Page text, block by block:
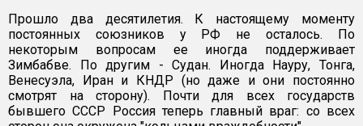
Прошло два десятилетия. К настоящему моменту
постоянных союзников у РФ не осталось. По
некоторым вопросам ее иногда поддерживает
Зимбабве. По другим - Судан. Иногда Науру, Тонга,
Венесуэла, Иран и КНДР (но даже и они постоянно
смотрят на сторону). Почти для всех государств
бывшего СССР Россия теперь главный враг: со всех